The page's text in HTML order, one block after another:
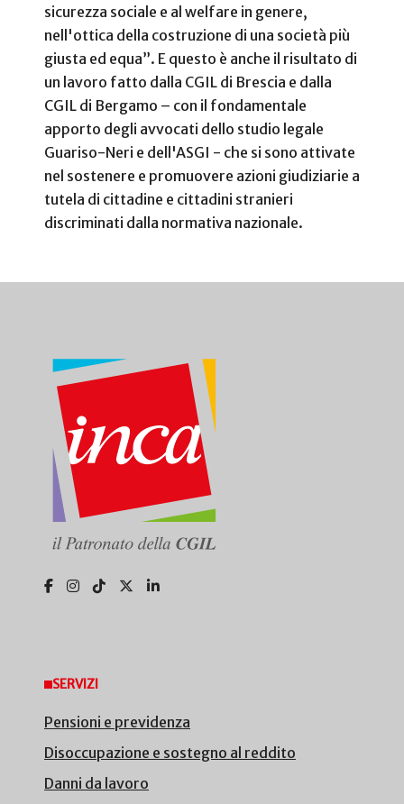
sicurezza sociale e al welfare in genere,
nell'ottica della costruzione di una società più
giusta ed equa”. E questo è anche il risultato di
un lavoro fatto dalla CGIL di Brescia e dalla
CGIL di Bergamo – con il fondamentale
apporto degli avvocati dello studio legale
Guariso-Neri e dell'ASGI - che si sono attivate
nel sostenere e promuovere azioni giudiziarie a
tutela di cittadine e cittadini stranieri
discriminati dalla normativa nazionale.
SERVIZI
Pensioni e previdenza
Disoccupazione e sostegno al reddito
Danni da lavoro